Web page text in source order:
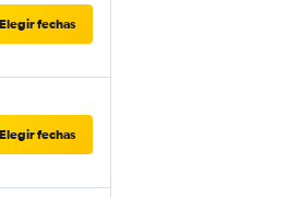
Elegir fechas
Elegir fechas